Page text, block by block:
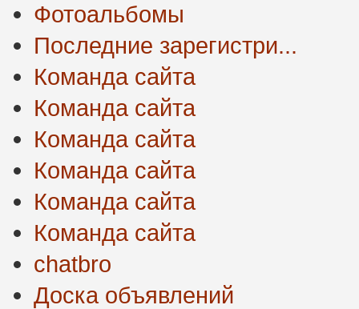
Фотоальбомы
Последние зарегистри...
Команда сайта
Команда сайта
Команда сайта
Команда сайта
Команда сайта
Команда сайта
chatbro
Доска объявлений